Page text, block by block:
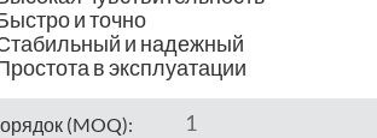
и точно
и надежный
в эксплуатации
(MOQ): 1